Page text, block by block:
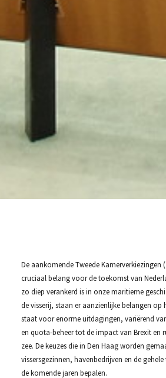
De aankomende Tweede Kamerverkiezingen
cruciaal belang voor de toekomst van
zo diep verankerd is in onze maritieme
de visserij, staan er aanzienlijke belangen op
staat voor enorme uitdagingen, variërend
en quota-beheer tot de impact van Brexit en
zee. De keuzes die in Den Haag worden
vissersgezinnen, havenbedrijven en de
de komende jaren bepalen.